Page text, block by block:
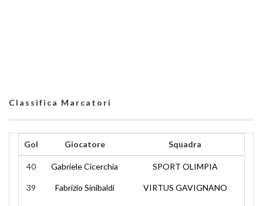
Classifica Marcatori
Gol Giocatore Squadra
40 Gabriele Cicerchia SPORT OLIMPIA
39 Fabrizio Sinibaldi VIRTUS GAVIGNANO